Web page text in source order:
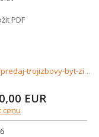
PDF
https://www.haloreality.sk/ziar-nad-hronom/predaj-trojizbovy-byt-ziar-nad-hronom---exkluzivne-halo-reality/73420
EUR
cenu